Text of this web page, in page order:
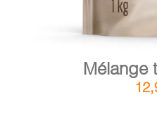
Mélange